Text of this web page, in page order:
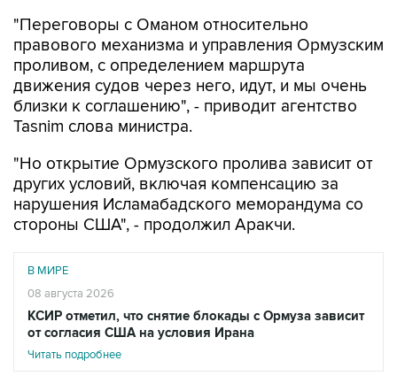
"Переговоры с Оманом относительно
правового механизма и управления Ормузским
проливом, с определением маршрута
движения судов через него, идут, и мы очень
близки к соглашению", - приводит агентство
Tasnim слова министра.
"Но открытие Ормузского пролива зависит от
других условий, включая компенсацию за
нарушения Исламабадского меморандума со
стороны США", - продолжил Аракчи.
В МИРЕ
08 августа 2026
КСИР отметил, что снятие блокады с Ормуза зависит
от согласия США на условия Ирана
Читать подробнее